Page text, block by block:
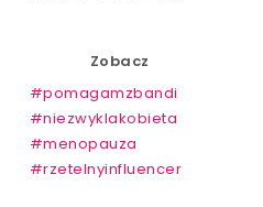
Zobacz
#pomagamzbandi
#niezwyklakobieta
#menopauza
#rzetelnyinfluencer